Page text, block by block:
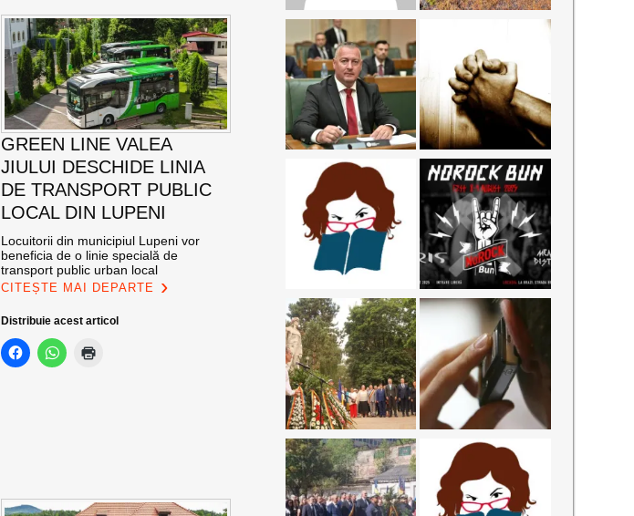
GREEN LINE VALEA
JIULUI DESCHIDE LINIA
DE TRANSPORT PUBLIC
LOCAL DIN LUPENI
Locuitorii din municipiul Lupeni vor
beneficia de o linie specială de
transport public urban local
CITEȘTE MAI DEPARTE
Distribuie acest articol